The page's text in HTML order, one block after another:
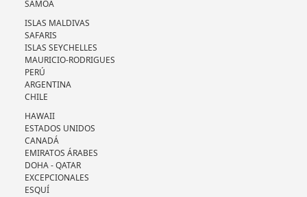
SAMOA
ISLAS MALDIVAS
SAFARIS
ISLAS SEYCHELLES
MAURICIO-RODRIGUES
PERÚ
ARGENTINA
CHILE
HAWAII
ESTADOS UNIDOS
CANADÁ
EMIRATOS ÁRABES
DOHA - QATAR
EXCEPCIONALES
ESQUÍ